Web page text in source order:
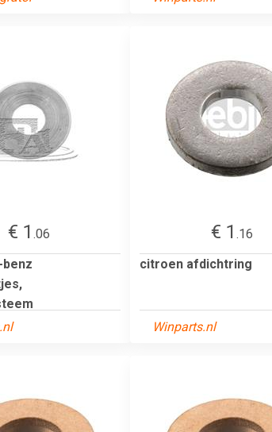
€ 1 .06
€ 1 .16
citroen afdichtring
Winparts.nl